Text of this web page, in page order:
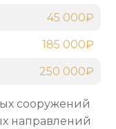
сооружений
направлений
45 000₽
185 000₽
250 000₽